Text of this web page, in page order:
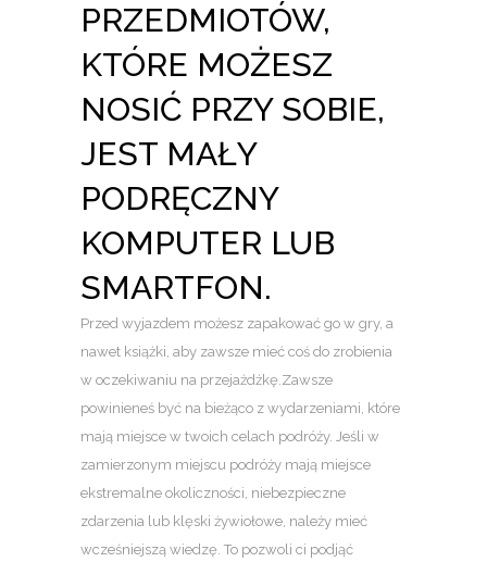
PRZEDMIOTÓW,
KTÓRE MOŻESZ
NOSIĆ PRZY SOBIE,
JEST MAŁY
PODRĘCZNY
KOMPUTER LUB
SMARTFON.
Przed wyjazdem możesz zapakować go w gry, a
nawet książki, aby zawsze mieć coś do zrobienia
w oczekiwaniu na przejażdżkę.Zawsze
powinieneś być na bieżąco z wydarzeniami, które
mają miejsce w twoich celach podróży. Jeśli w
zamierzonym miejscu podróży mają miejsce
ekstremalne okoliczności, niebezpieczne
zdarzenia lub klęski żywiołowe, należy mieć
wcześniejszą wiedzę. To pozwoli ci podjąć